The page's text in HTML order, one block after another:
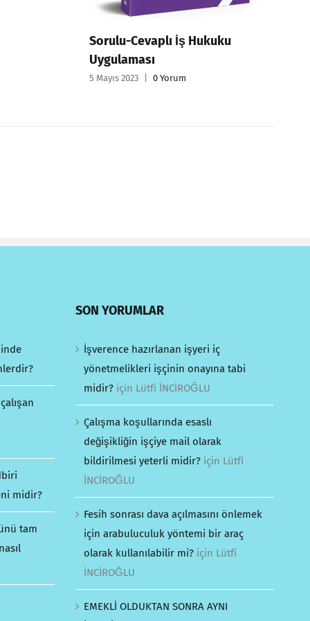
Sorulu-Cevaplı İş Hukuku
Uygulaması
5 Mayıs 2023 | 0 Yorum
midir?
tam
SON YORUMLAR
İşverence hazırlanan işyeri iç
yönetmelikleri işçinin onayına tabi
midir?için Lütfi İNCİROĞLU
Çalışma koşullarında esaslı
değişikliğin işçiye mail olarak
bildirilmesi yeterli midir?için Lütfi
İNCİROĞLU
Fesih sonrası dava açılmasını önlemek
için arabuluculuk yöntemi bir araç
olarak kullanılabilir mi?için Lütfi
İNCİROĞLU
EMEKLİ OLDUKTAN SONRA AYNI